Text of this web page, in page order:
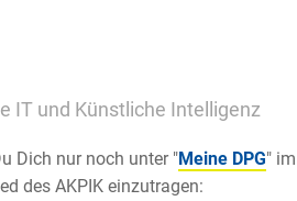
IT und Künstliche Intelligenz
Dich nur noch unter "Meine DPG"
des AKPIK einzutragen: